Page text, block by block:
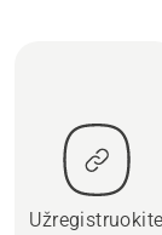
Užregistruokite